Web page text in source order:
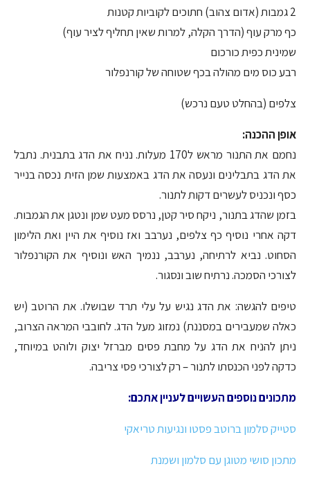
2 גמבות (אדום צהוב) חתוכים לקוביות קטנות
כף מרק עוף (הדרך הקלה, למרות שאין תחליף לציר עוף)
שמינית כפית כורכום
רבע כוס מים מהולה בכף שטוחה של קורנפלור
צלפים (בהחלט טעם נרכש)
אופן ההכנה:
נחמם את התנור מראש ל170 מעלות. נניח את הדג בתבנית. נתבל
את הדג בתבלינים ונעסה את הדג באמצעות שמן הזית נכסה בנייר
כסף ונכניס לעשרים דקות לתנור.
בזמן שהדג בתנור, ניקח סיר קטן, נרסס מעט שמן ונטגן את הגמבות.
דקה אחרי נוסיף כף צלפים, נערבב ואז נוסיף את היין ואת הלימון
הסחוט. נביא לרתיחה, נערבב, ננמיך האש ונוסיף את הקורנפלור
לצורכי הסמכה. נרתיח שוב ונסגור.
טיפים להגשה: את הדג נגיש על עלי תרד שבושלו. את הרוטב (יש
כאלה שמעבירים במסננת) נמזוג מעל הדג. לחובבי המראה הצרוב,
ניתן להניח את הדג על מחבת פסים מברזל יצוק ולוהט במיוחד,
כדקה לפני הכנסתו לתנור – רק לצורכי פסי צריבה.
מתכונים נוספים העשויים לעניין אתכם:
סטייק סלמון ברוטב פסטו ונגיעות טריאקי
מתכון סושי מטוגן עם סלמון ושמנת